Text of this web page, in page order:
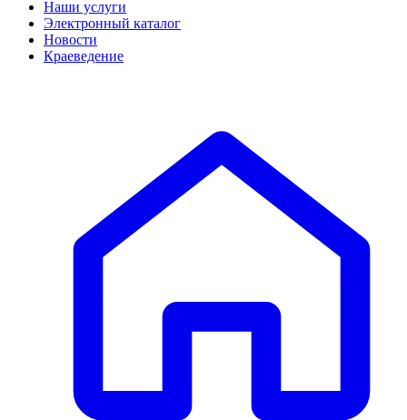
Наши услуги
Электронный каталог
Новости
Краеведение